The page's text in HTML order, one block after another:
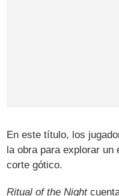
En este título, los
la obra para explorar
corte gótico.
Ritual of the Night